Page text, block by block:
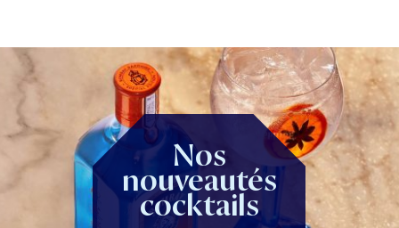
Nos
nouveautés
cocktails